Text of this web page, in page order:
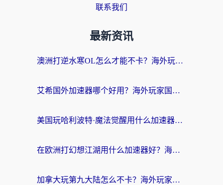
联系我们
最新资讯
澳洲打逆水寒OL怎么才能不卡？海外玩家国服游戏加速终极指南（附梦幻模拟战地铁跑酷解决办法）
艾希国外加速器哪个好用？海外玩家国服游戏畅玩终极指南（附欧洲玩鸣潮街头篮球实测）
美国玩哈利波特·魔法觉醒用什么加速器？告别延迟的终极指南（含免费QQ炫舞方案+印尼妄想山海秘籍）
在欧洲打幻想江湖用什么加速器好？海外玩家国服游戏畅玩指南
加拿大玩第九大陆怎么不卡？海外玩家国服游戏加速全攻略（附足球世界萤火突击实测）